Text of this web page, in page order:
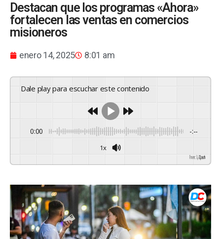
Destacan que los programas «Ahora»
fortalecen las ventas en comercios
misioneros
enero 14, 2025 8:01 am
Dale play para escuchar este contenido
0:00 -:--
1x
GSpeech